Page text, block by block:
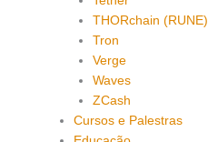
THORchain (RUNE)
Tron
Verge
Waves
ZCash
Cursos e Palestras